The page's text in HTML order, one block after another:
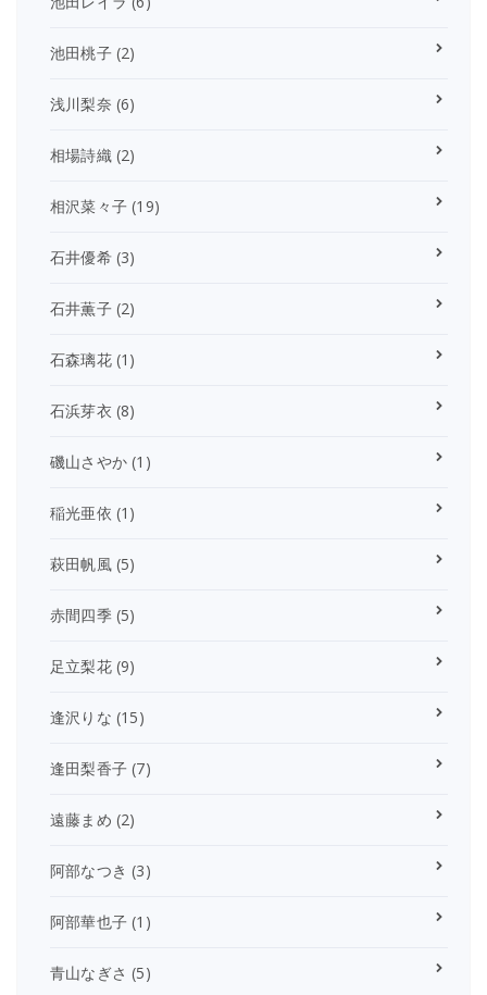
池田桃子(2)
浅川梨奈 (6)
相場詩織(2)
相沢菜々子 (19)
石井優希(3)
石井薫子(2)
石森璃花(1)
石浜芽衣 (8)
磯山さやか (1)
稲光亜依 (1)
萩田帆風(5)
赤間四季(5)
足立梨花(9)
逢沢りな (15)
逢田梨香子 (7)
遠藤まめ (2)
阿部なつき (3)
阿部華也子 (1)
青山なぎさ (5)